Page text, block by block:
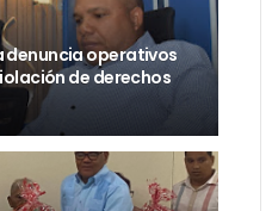
denuncia operativos
de derechos